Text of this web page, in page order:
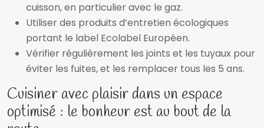
cuisson, en particulier avec le gaz.
Utiliser des produits d’entretien écologiques
portant le label Ecolabel Européen.
Vérifier régulièrement les joints et les tuyaux pour
éviter les fuites, et les remplacer tous les 5 ans.
Cuisiner avec plaisir dans un espace
optimisé : le bonheur est au bout de la